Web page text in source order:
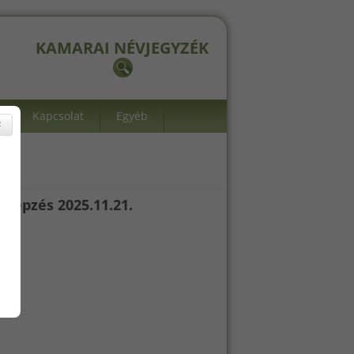
KAMARAI NÉVJEGYZÉK
Kapcsolat Egyéb
2025.11.21.